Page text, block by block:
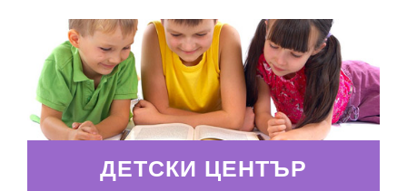
ДЕТСКИ ЦЕНТЪР